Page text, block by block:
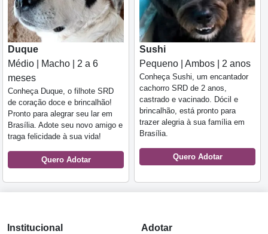
Duque
Médio | Macho | 2 a 6
meses
Conheça Duque, o filhote SRD
de coração doce e brincalhão!
Pronto para alegrar seu lar em
Brasília. Adote seu novo amigo e
traga felicidade à sua vida!
Quero Adotar
Sushi
Pequeno | Ambos | 2 anos
Conheça Sushi, um encantador
cachorro SRD de 2 anos,
castrado e vacinado. Dócil e
brincalhão, está pronto para
trazer alegria à sua família em
Brasília.
Quero Adotar
Institucional
Adotar